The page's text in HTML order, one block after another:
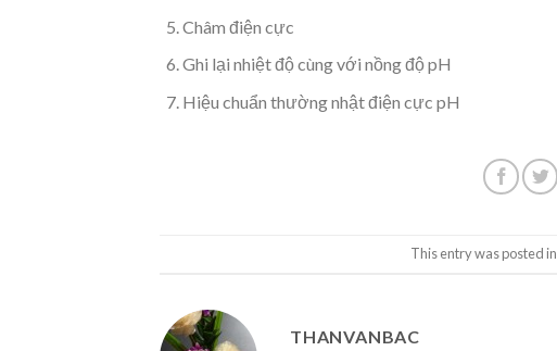
Châm điện cực
Ghi lại nhiệt độ cùng với nồng độ pH
Hiệu chuẩn thường nhật điện cực pH
This entry was posted in
THANVANBAC